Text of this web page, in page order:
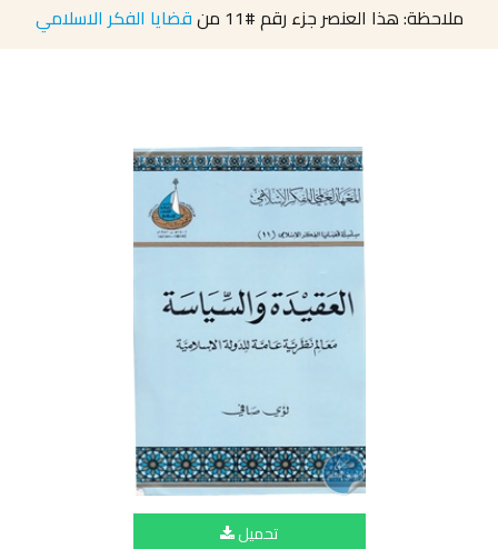
ملاحظة: هذا العنصر جزء رقم#11 منقضايا الفكر الاسلامي
تحميل